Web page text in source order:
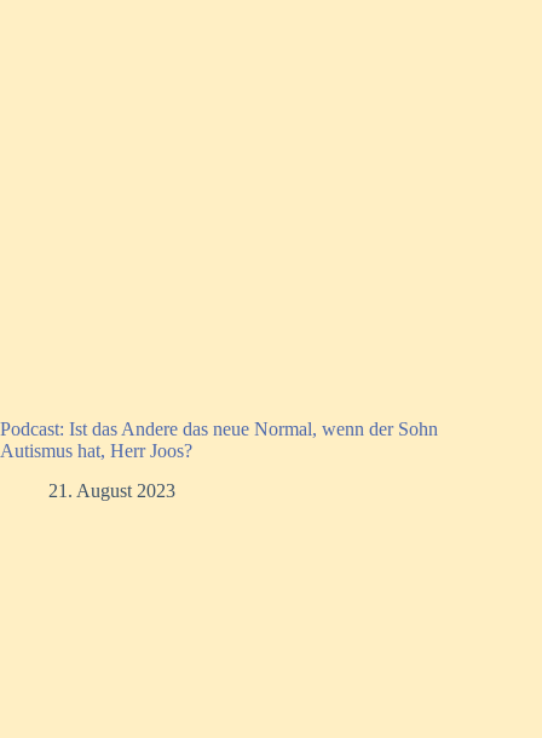
Podcast: Ist das Andere das neue Normal, wenn der Sohn
Autismus hat, Herr Joos?
21. August 2023